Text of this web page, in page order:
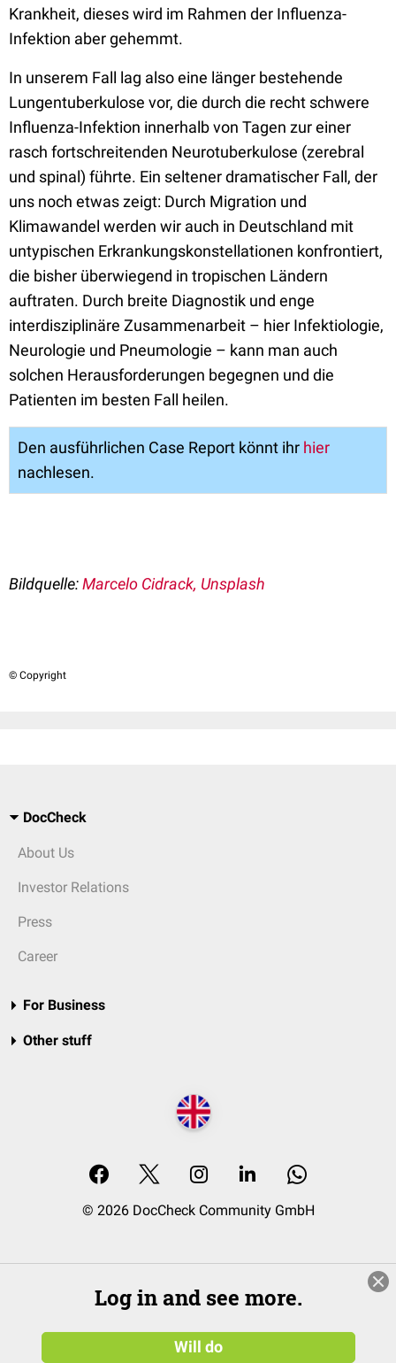
Krankheit, dieses wird im Rahmen der Influenza-
Infektion aber gehemmt.
In unserem Fall lag also eine länger bestehende
Lungentuberkulose vor, die durch die recht schwere
Influenza-Infektion innerhalb von Tagen zur einer
rasch fortschreitenden Neurotuberkulose (zerebral
und spinal) führte. Ein seltener dramatischer Fall, der
uns noch etwas zeigt: Durch Migration und
Klimawandel werden wir auch in Deutschland mit
untypischen Erkrankungskonstellationen konfrontiert,
die bisher überwiegend in tropischen Ländern
auftraten. Durch breite Diagnostik und enge
interdisziplinäre Zusammenarbeit – hier Infektiologie,
Neurologie und Pneumologie – kann man auch
solchen Herausforderungen begegnen und die
Patienten im besten Fall heilen.
Den ausführlichen Case Report könnt ihr hier
nachlesen.
Bildquelle:Marcelo Cidrack, Unsplash
© Copyright
DocCheck
About Us
Investor Relations
Press
Career
For Business
Other stuff
© 2026 DocCheck Community GmbH
Log in and see more.
Will do